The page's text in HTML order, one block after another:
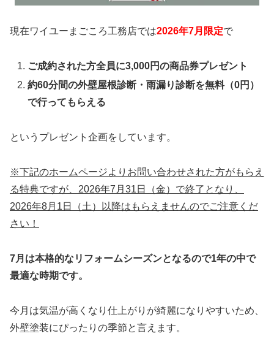
現在ワイユーまごころ工務店では2026年7月限定で
ご成約された方全員に3,000円の商品券プレゼント
約60分間の外壁屋根診断・雨漏り診断を無料（0円）
で行ってもらえる
というプレゼント企画をしています。
※下記のホームページよりお問い合わせされた方がもらえ
る特典ですが、2026年7月31日（金）で終了となり、
2026年8月1日（土）以降はもらえませんのでご注意くだ
さい！
7月は本格的なリフォームシーズンとなるので1年の中で
最適な時期です。
今月は気温が高くなり仕上がりが綺麗になりやすいため、
外壁塗装にぴったりの季節と言えます。